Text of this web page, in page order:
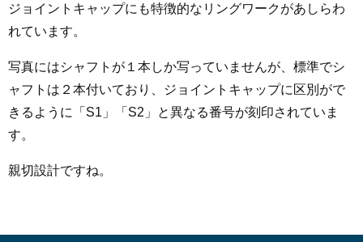
ジョイントキャップにも特徴的なリングワークがあしらわ
れています。
写真にはシャフトが１本しか写っていませんが、標準でシ
ャフトは２本付いており、ジョイントキャップに区別がで
きるように「S1」「S2」と異なる番号が刻印されていま
す。
親切設計ですね。